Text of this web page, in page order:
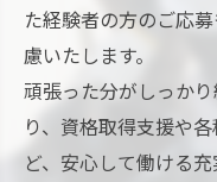
た経験者の方のご応
慮いたします。
頑張った分がしっか
り、資格取得支援や
ど、安心して働ける